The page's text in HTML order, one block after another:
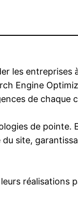
les entreprises
Engine
de chaque
de pointe.
site,
réalisations